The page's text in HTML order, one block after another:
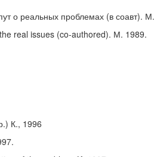
о реальных проблемах (в соавт).
real issues (co-authored). М. 1989.
К., 1996